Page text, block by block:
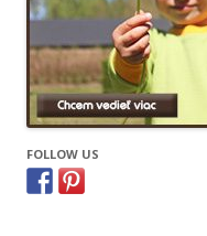
FOLLOW US